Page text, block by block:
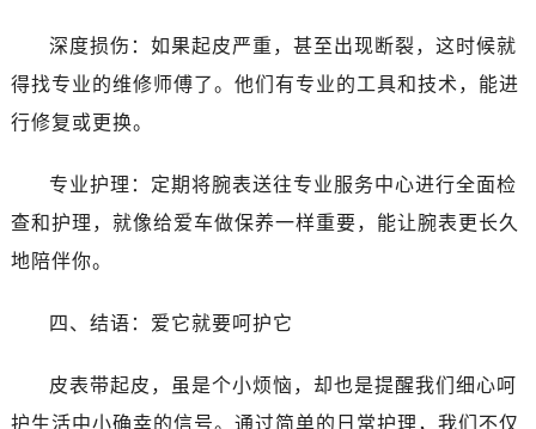
深度损伤：如果起皮严重，甚至出现断裂，这时候就
得找专业的维修师傅了。他们有专业的工具和技术，能进
行修复或更换。
专业护理：定期将腕表送往专业服务中心进行全面检
查和护理，就像给爱车做保养一样重要，能让腕表更长久
地陪伴你。
四、结语：爱它就要呵护它
皮表带起皮，虽是个小烦恼，却也是提醒我们细心呵
护生活中小确幸的信号。通过简单的日常护理，我们不仅